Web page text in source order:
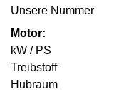
Unsere Nummer
Motor:
kW / PS
Treibstoff
Hubraum